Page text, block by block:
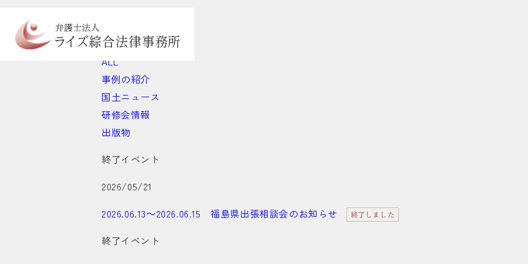
お知らせ
ALL
事例の紹介
国土ニュース
研修会情報
出版物
終了イベント
2026/05/21
2026.06.13～2026.06.15 福島県出張相談会のお知らせ
終了しました
終了イベント